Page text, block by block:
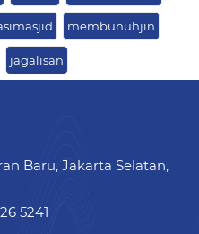
membunuhjin
jagalisan
Baru, Jakarta Selatan,
5241